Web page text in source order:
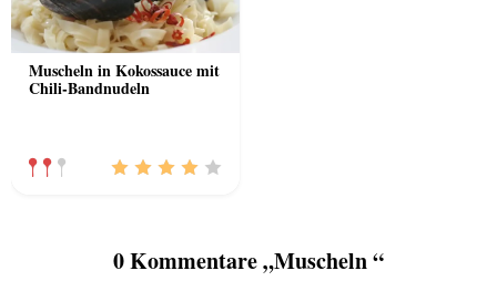
Muscheln in Kokossauce mit
Chili-Bandnudeln
0 Kommentare „Muscheln “